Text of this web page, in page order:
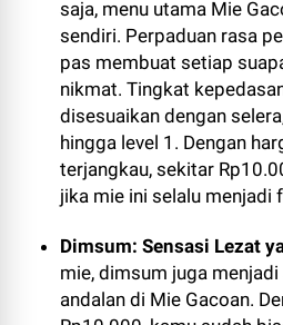
saja, menu utama Mie
sendiri. Perpaduan rasa
pas membuat setiap
nikmat. Tingkat
disesuaikan dengan
hingga level 1. Dengan
terjangkau, sekitar
jika mie ini selalu menjadi
Dimsum: Sensasi Lezat
mie, dimsum juga
andalan di Mie Gacoan.